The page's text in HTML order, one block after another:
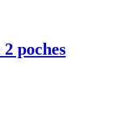
poches